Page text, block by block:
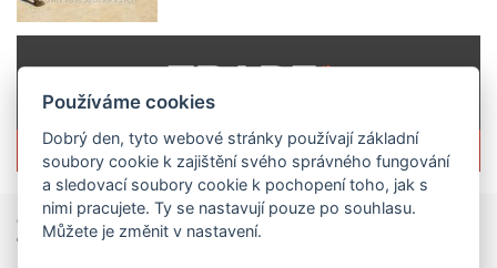
Více informací o časopisu »
Zprávyze světa obchodu
Používáme cookies
Dobrý den, tyto webové stránky používají základní
soubory cookie k zajištění svého správného fungování
a sledovací soubory cookie k pochopení toho, jak s
nimi pracujete. Ty se nastavují pouze po souhlasu.
Můžete je změnit v nastavení.